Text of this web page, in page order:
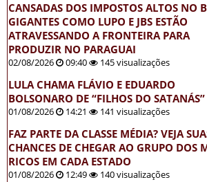
CANSADAS DOS IMPOSTOS ALTOS NO
GIGANTES COMO LUPO E JBS ESTÃO
ATRAVESSANDO A FRONTEIRA PARA
PRODUZIR NO PARAGUAI
02/08/2026 09:40 145 visualizações
LULA CHAMA FLÁVIO E EDUARDO
BOLSONARO DE “FILHOS DO SATANÁS”
01/08/2026 14:21 141 visualizações
FAZ PARTE DA CLASSE MÉDIA? VEJA
CHANCES DE CHEGAR AO GRUPO DOS
RICOS EM CADA ESTADO
01/08/2026 12:49 140 visualizações